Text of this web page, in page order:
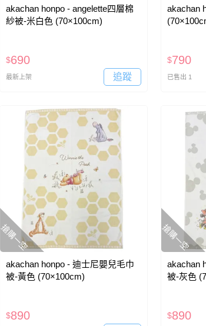
akachan honpo - angelette四層棉
紗被-米白色 (70×100cm)
$690
最新上架 追蹤
akachan
$790
已售出 1
搶購一空
akachan honpo - 迪士尼嬰兒毛巾
被-黃色 (70×100cm)
$890
搶購一空
akachan
被-灰色
$890